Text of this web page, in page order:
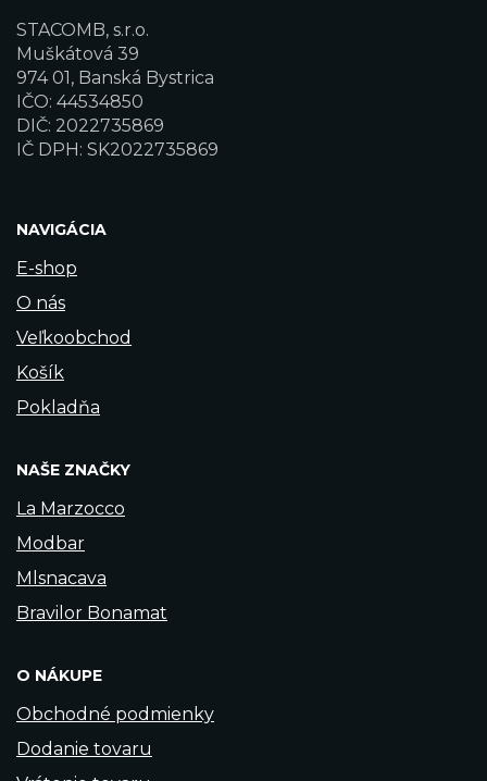
STACOMB, s.r.o.
Muškátová 39
974 01, Banská Bystrica
IČO: 44534850
DIČ: 2022735869
IČ DPH: SK2022735869
NAVIGÁCIA
E-shop
O nás
Veľkoobchod
Košík
Pokladňa
NAŠE ZNAČKY
La Marzocco
Modbar
Mlsnacava
Bravilor Bonamat
O NÁKUPE
Obchodné podmienky
Dodanie tovaru